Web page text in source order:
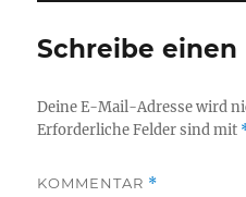
Schreibe
Deine E-Mail-Adresse wird
Erforderliche Felder sind mit
KOMMENTAR *